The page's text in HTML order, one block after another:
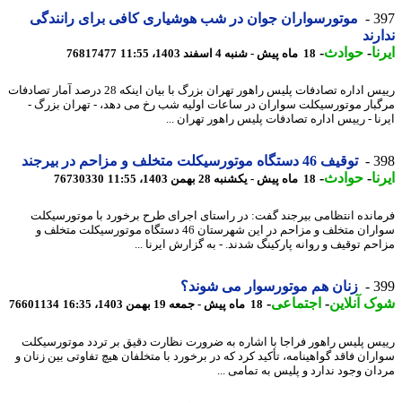
موتورسواران جوان در شب هوشیاری کافی برای رانندگی
-حوادث -18 ماه پیش - شنبه 4 اسفند 1403، 11:55 76817477
رییس اداره تصادفات پلیس راهور تهران بزرگ با بیان اینکه 28 درصد آمار تصادفات
موتورسیکلت سواران در ساعات اولیه شب رخ می دهد، - تهران بزرگ -
- رییس اداره تصادفات پلیس راهور تهران ...
توقیف 46 دستگاه موتورسیکلت متخلف و مزاحم در بیرجند
-حوادث -18 ماه پیش - یکشنبه 28 بهمن 1403، 11:55 76730330
انتظامی بیرجند گفت: در راستای اجرای طرح برخورد با موتورسیکلت
سواران متخلف و مزاحم در این شهرستان 46 دستگاه موتورسیکلت متخلف و
توقیف و روانه پارکینگ شدند. - به گزارش ایرنا ...
زنان هم موتورسوار می شوند؟
آنلاین-اجتماعی-18 ماه پیش - جمعه 19 بهمن 1403، 16:35 76601134
پلیس راهور فراجا با اشاره به ضرورت نظارت دقیق بر تردد موتورسیکلت
فاقد گواهینامه، تأکید کرد که در برخورد با متخلفان هیچ تفاوتی بین زنان و
وجود ندارد و پلیس به تمامی ...